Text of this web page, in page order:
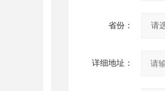
省份：
详细地址：